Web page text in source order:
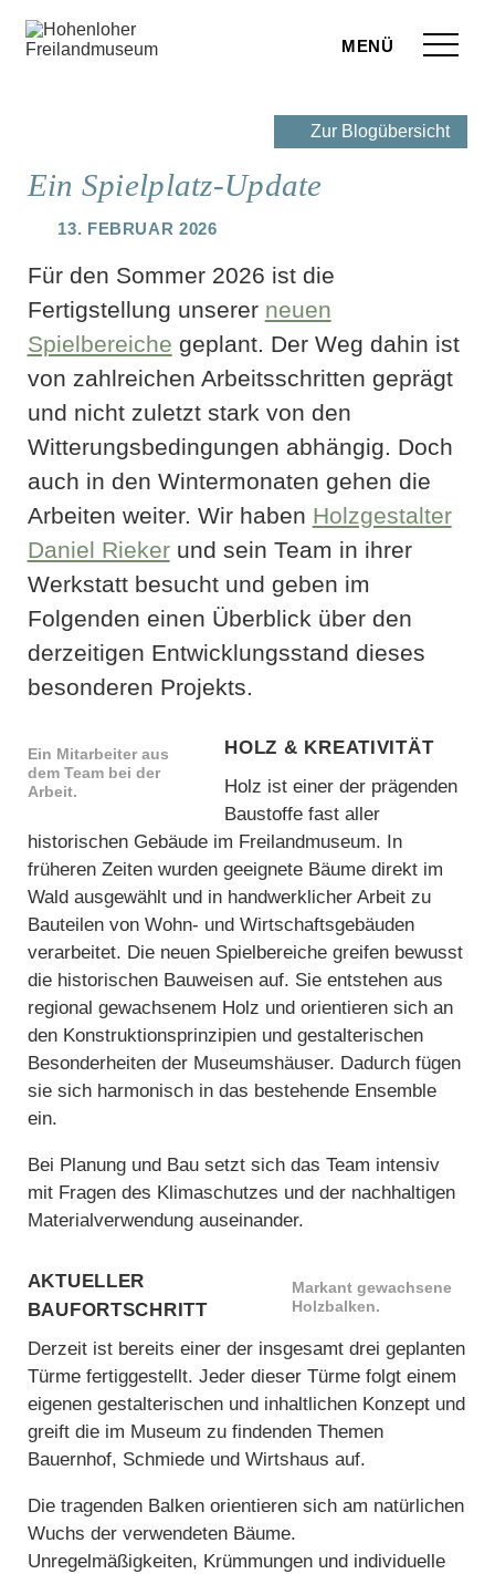
Menü
Fragen
Zur Blogübersicht
Ein Spielplatz-Update
13. Februar 2026
Für den Sommer 2026 ist die
Fertigstellung unserer neuen
Spielbereiche geplant. Der Weg dahin ist
von zahlreichen Arbeitsschritten geprägt
und nicht zuletzt stark von den
Witterungsbedingungen abhängig. Doch
auch in den Wintermonaten gehen die
Arbeiten weiter. Wir haben Holzgestalter
Daniel Riekerund sein Team in ihrer
Werkstatt besucht und geben im
Folgenden einen Überblick über den
derzeitigen Entwicklungsstand dieses
besonderen Projekts.
Ein Mitarbeiter aus
dem Team bei der
Arbeit.
Holz & Kreativität
Holz ist einer der prägenden
Baustoffe fast aller
historischen Gebäude im Freilandmuseum. In
früheren Zeiten wurden geeignete Bäume direkt im
Wald ausgewählt und in handwerklicher Arbeit zu
Bauteilen von Wohn- und Wirtschaftsgebäuden
verarbeitet. Die neuen Spielbereiche greifen bewusst
die historischen Bauweisen auf. Sie entstehen aus
regional gewachsenem Holz und orientieren sich an
den Konstruktionsprinzipien und gestalterischen
Besonderheiten der Museumshäuser. Dadurch fügen
sie sich harmonisch in das bestehende Ensemble
ein.
Bei Planung und Bau setzt sich das Team intensiv
mit Fragen des Klimaschutzes und der nachhaltigen
Materialverwendung auseinander.
Markant gewachsene
Holzbalken.
Aktueller
Baufortschritt
Derzeit ist bereits einer der insgesamt drei geplanten
Türme fertiggestellt. Jeder dieser Türme folgt einem
eigenen gestalterischen und inhaltlichen Konzept und
greift die im Museum zu findenden Themen
Bauernhof, Schmiede und Wirtshaus auf.
Die tragenden Balken orientieren sich am natürlichen
Wuchs der verwendeten Bäume.
Unregelmäßigkeiten, Krümmungen und individuelle